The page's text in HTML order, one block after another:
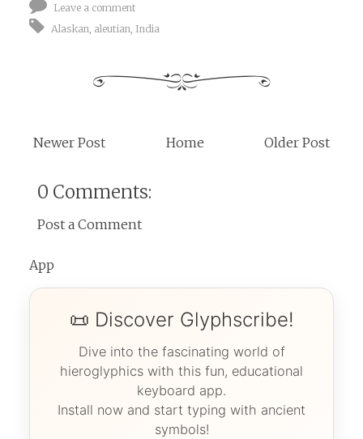
Leave a comment
Alaskan aleutian India
Newer Post Older Post
Home
0 Comments:
Post a Comment
App
📜 Discover Glyphscribe!
Dive into the fascinating world of
hieroglyphics with this fun, educational
keyboard app.
Install now and start typing with ancient
symbols!